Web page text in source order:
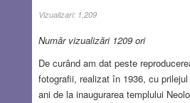
Vizualizari: 1,209
Număr vizualizări 1209 ori
De curând am dat peste
fotografii, realizat în 1936, cu
ani de la inaugurarea templului